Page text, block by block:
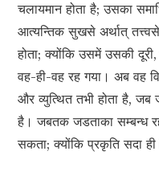
चलायमान होता है; उसका
आत्यन्तिक सुखसे अर्थात्
होता; क्योंकि उसमें उसकी
वह-ही-वह रह गया। अब वह
और व्युत्थित तभी होता है, जब
है। जबतक जडताका सम्बन्ध
सकता; क्योंकि प्रकृति सदा ही